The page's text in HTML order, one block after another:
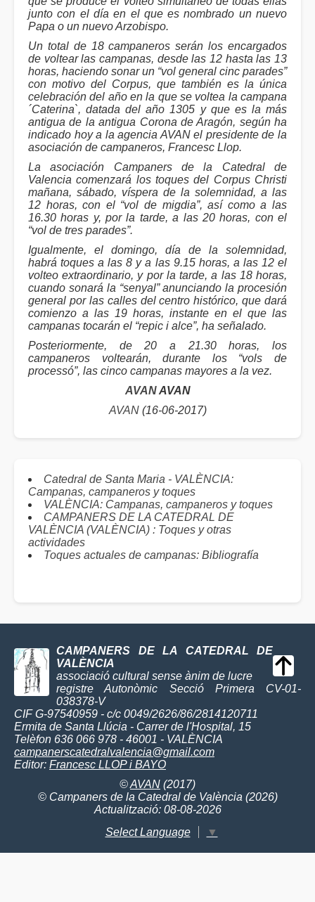
junto con el día en el que es nombrado un nuevo
Papa o un nuevo Arzobispo.
Un total de 18 campaneros serán los encargados
de voltear las campanas, desde las 12 hasta las 13
horas, haciendo sonar un “vol general cinc parades”
con motivo del Corpus, que también es la única
celebración del año en la que se voltea la campana
´Caterina`, datada del año 1305 y que es la más
antigua de la antigua Corona de Aragón, según ha
indicado hoy a la agencia AVAN el presidente de la
asociación de campaneros, Francesc Llop.
La asociación Campaners de la Catedral de
Valencia comenzará los toques del Corpus Christi
mañana, sábado, víspera de la solemnidad, a las
12 horas, con el “vol de migdia”, así como a las
16.30 horas y, por la tarde, a las 20 horas, con el
“vol de tres parades”.
Igualmente, el domingo, día de la solemnidad,
habrá toques a las 8 y a las 9.15 horas, a las 12 el
volteo extraordinario, y por la tarde, a las 18 horas,
cuando sonará la “senyal” anunciando la procesión
general por las calles del centro histórico, que dará
comienzo a las 19 horas, instante en el que las
campanas tocarán el “repic i alce”, ha señalado.
Posteriormente, de 20 a 21.30 horas, los
campaneros voltearán, durante los “vols de
processó”, las cinco campanas mayores a la vez.
AVANAVAN
AVAN(16-06-2017)
Catedral de Santa Maria - VALÈNCIA:
Campanas, campaneros y toques
VALÈNCIA: Campanas, campaneros y toques
CAMPANERS DE LA CATEDRAL DE
VALÈNCIA (VALÈNCIA) : Toques y otras
actividades
Toques actuales de campanas: Bibliografía
CAMPANERS DE LA CATEDRAL DE
VALÈNCIA
associació cultural sense ànim de lucre
registre Autonòmic Secció Primera CV-01-
038378-V
CIF G-97540959 - c/c 0049/2626/86/2814120711
Ermita de Santa Llúcia - Carrer de l'Hospital, 15
Telèfon 636 066 978 - 46001 - VALÈNCIA
campanerscatedralvalencia@gmail.com
Editor: Francesc LLOP i BAYO
©AVAN (2017)
© Campaners de la Catedral de València (2026)
Actualització: 08-08-2026
Select Language
▼